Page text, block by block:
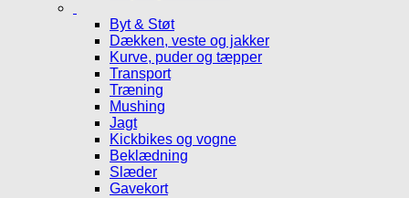
Byt & Støt
Dækken, veste og jakker
Kurve, puder og tæpper
Transport
Træning
Mushing
Jagt
Kickbikes og vogne
Beklædning
Slæder
Gavekort